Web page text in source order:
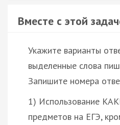
Вместе с этой
Укажите варианты
выделенные слова
Запишите номера
1) Использование
предметов на ЕГЭ,